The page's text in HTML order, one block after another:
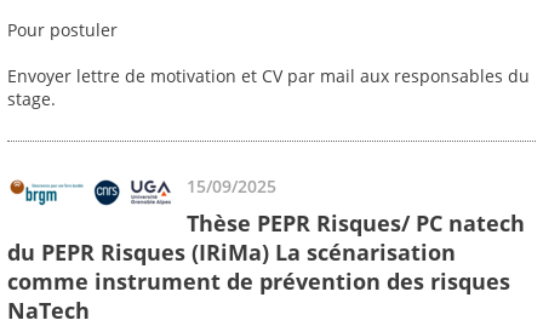
Pour postuler
Envoyer lettre de motivation et CV par mail aux responsables du
stage.
15/09/2025
Thèse PEPR Risques/ PC natech
du PEPR Risques (IRiMa) La scénarisation
comme instrument de prévention des risques
NaTech